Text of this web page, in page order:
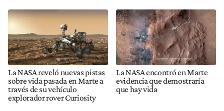
La NASA reveló nuevas pistas
sobre vida pasada en Marte a
través de su vehículo
explorador rover Curiosity
La NASA encontró en Marte
evidencia que demostraría
que hay vida